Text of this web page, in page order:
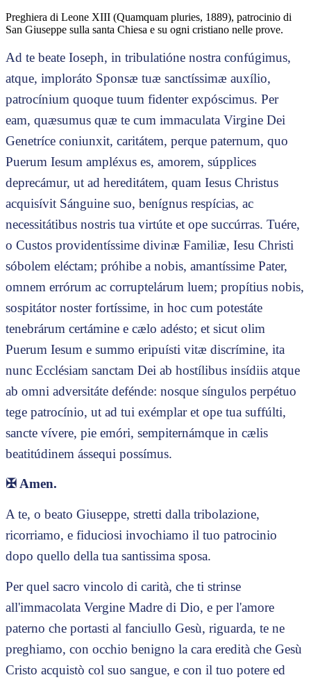
Preghiera di Leone XIII (Quamquam pluries, 1889), patrocinio di
San Giuseppe sulla santa Chiesa e su ogni cristiano nelle prove.
Ad te beate Ioseph, in tribulatióne nostra confúgimus,
atque, imploráto Sponsæ tuæ sanctíssimæ auxílio,
patrocínium quoque tuum fidenter expóscimus. Per
eam, quæsumus quæ te cum immaculata Virgine Dei
Genetríce coniunxit, caritátem, perque paternum, quo
Puerum Iesum ampléxus es, amorem, súpplices
deprecámur, ut ad hereditátem, quam Iesus Christus
acquisívit Sánguine suo, benígnus respícias, ac
necessitátibus nostris tua virtúte et ope succúrras. Tuére,
o Custos providentíssime divinæ Familiæ, Iesu Christi
sóbolem eléctam; próhibe a nobis, amantíssime Pater,
omnem errórum ac corruptelárum luem; propítius nobis,
sospitátor noster fortíssime, in hoc cum potestáte
tenebrárum certámine e cælo adésto; et sicut olim
Puerum Iesum e summo eripuísti vitæ discrímine, ita
nunc Ecclésiam sanctam Dei ab hostílibus insídiis atque
ab omni adversitáte defénde: nosque síngulos perpétuo
tege patrocínio, ut ad tui exémplar et ope tua suffúlti,
sancte vívere, pie emóri, sempiternámque in cælis
beatitúdinem ássequi possímus.
✠Amen.
A te, o beato Giuseppe, stretti dalla tribolazione,
ricorriamo, e fiduciosi invochiamo il tuo patrocinio
dopo quello della tua santissima sposa.
Per quel sacro vincolo di carità, che ti strinse
all'immacolata Vergine Madre di Dio, e per l'amore
paterno che portasti al fanciullo Gesù, riguarda, te ne
preghiamo, con occhio benigno la cara eredità che Gesù
Cristo acquistò col suo sangue, e con il tuo potere ed